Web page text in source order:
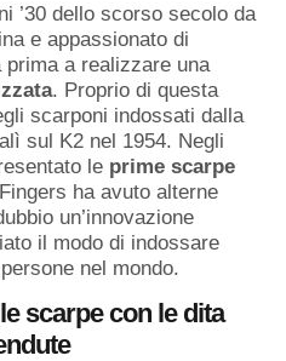
’30 dello scorso secolo da
e appassionato di
a realizzare una
. Proprio di questa
scarponi indossati dalla
sul K2 nel 1954. Negli
le prime scarpe
ha avuto alterne
un’innovazione
il modo di indossare
nel mondo.
scarpe con le dita